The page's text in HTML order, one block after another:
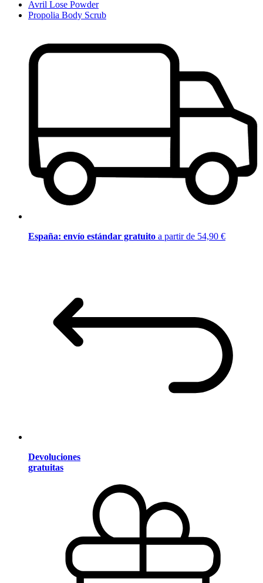
Avril Lose Powder
Propolia Body Scrub
España: envío estándar gratuito a partir de 54,90 €
Devoluciones
gratuitas